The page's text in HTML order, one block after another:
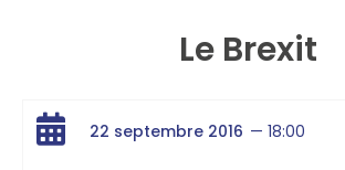
Le Brexit
22 septembre 2016 — 18:00